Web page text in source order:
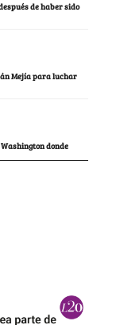
de haber sido
Mejía para luchar
donde